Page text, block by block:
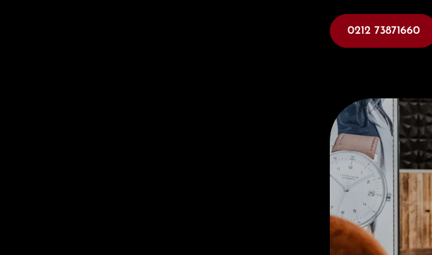
0212 73871660
Besuchen Sie uns